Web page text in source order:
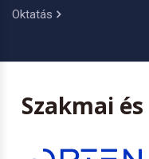
Oktatás
Szakmai